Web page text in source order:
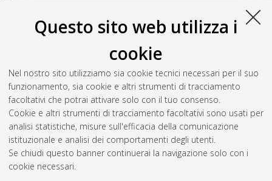
Questo sito web utilizza i
cookie
Nel nostro sito utilizziamo sia cookie tecnici necessari per il suo
funzionamento, sia cookie e altri strumenti di tracciamento
facoltativi che potrai attivare solo con il tuo consenso.
Cookie e altri strumenti di tracciamento facoltativi sono usati per
analisi statistiche, misure sull'efficacia della comunicazione
istituzionale e analisi dei comportamenti degli utenti.
Se chiudi questo banner continuerai la navigazione solo con i
cookie necessari.
Zoli, Monica(2011)Structural and functional analysis of
centromeric chromatin, [Dissertation thesis], Alma Mater
Studiorum Università di Bologna. Dottorato di ricerca in
Biologia cellulare, molecolare e industriale/cellular, molecular
and industrial biology: progetto n. 1 Biologia e fisiologia
cellulare, 23 Ciclo. DOI 10.6092/unibo/amsdottorato/3803.
Questa lista e' stata generata il Thu Aug 6 20:39:43 2026
Atom